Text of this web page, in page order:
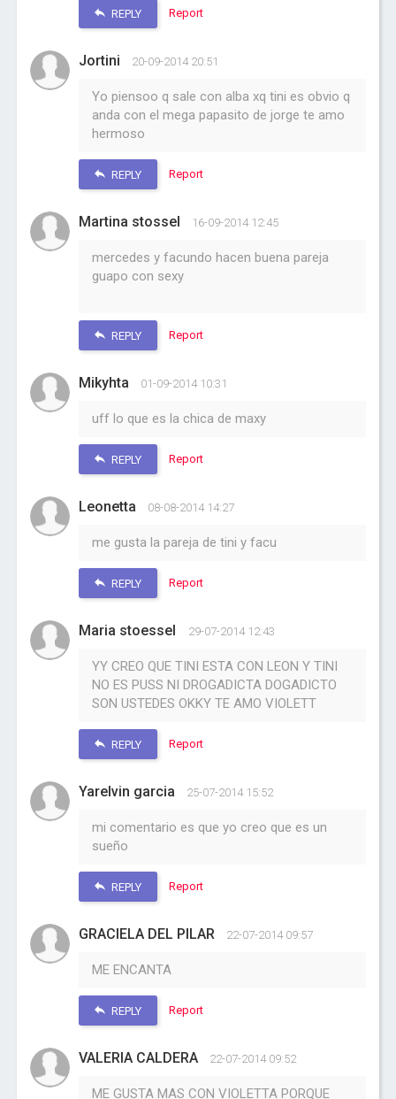
REPLY Report
Jortini 20-09-2014 20:51
Yo piensoo q sale con alba xq tini es obvio q
anda con el mega papasito de jorge te amo
hermoso
REPLY Report
Martina stossel 16-09-2014 12:45
mercedes y facundo hacen buena pareja
guapo con sexy
REPLY Report
Mikyhta 01-09-2014 10:31
uff lo que es la chica de maxy
REPLY Report
Leonetta 08-08-2014 14:27
me gusta la pareja de tini y facu
REPLY Report
Maria stoessel 29-07-2014 12:43
YY CREO QUE TINI ESTA CON LEON Y TINI
NO ES PUSS NI DROGADICTA DOGADICTO
SON USTEDES OKKY TE AMO VIOLETT
REPLY Report
Yarelvin garcia 25-07-2014 15:52
mi comentario es que yo creo que es un
sueño
REPLY Report
GRACIELA DEL PILAR 22-07-2014 09:57
ME ENCANTA
REPLY Report
VALERIA CALDERA 22-07-2014 09:52
ME GUSTA MAS CON VIOLETTA PORQUE